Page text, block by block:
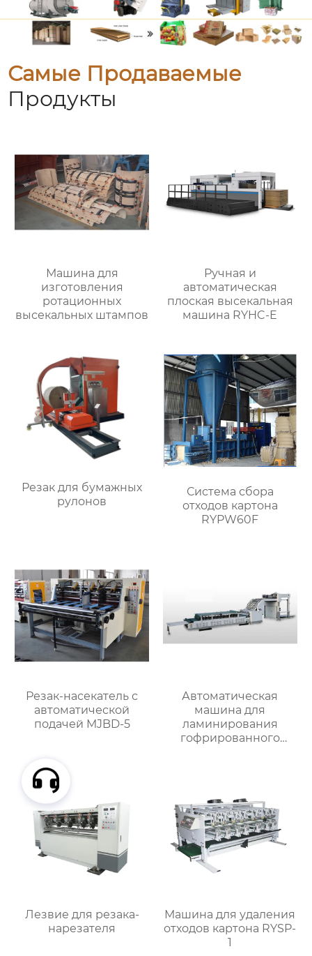
Самые Продаваемые
Продукты
Машина для
изготовления
ротационных
высекальных штампов
Ручная и
автоматическая
плоская высекальная
машина RYHC-E
Резак для бумажных
рулонов
Система сбора
отходов картона
RYPW60F
Резак-насекатель с
автоматической
подачей MJBD-5
Автоматическая
машина для
ламинирования
гофрированного
Лезвие для резака-
нарезателя
Машина для удаления
отходов картона RYSP-
1